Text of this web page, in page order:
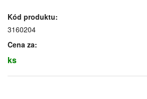
Kód produktu:
3160204
Cena za:
ks